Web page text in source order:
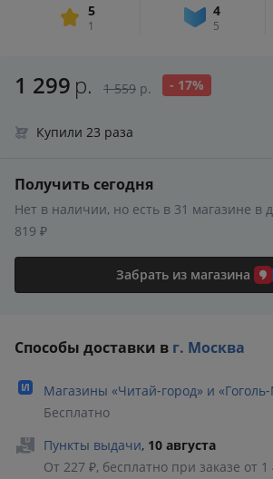
5
1
4
5
1 299 р. 1 559 р. - 17%
Купили 23 раза
Получить сегодня
Нет в наличии, но есть в 31 магазине в
819 ₽
Забрать из магазина
Способы доставки в г. Москва
Магазины «Читай‑город» и
Бесплатно
Пункты выдачи, 10 августа
От 227 ₽, бесплатно при заказе от